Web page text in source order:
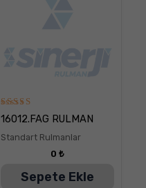
5
üzerinden
oy aldı
16012.FAG RULMAN
Standart Rulmanlar
0 ₺
Sepete Ekle